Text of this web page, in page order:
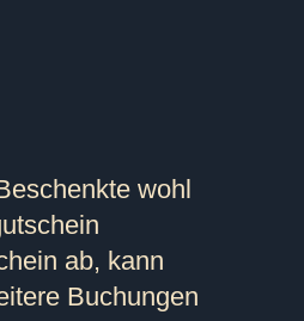
wohl
ab, kann
Buchungen